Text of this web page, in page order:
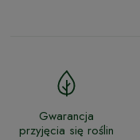
Gwarancja
przyjęcia się roślin